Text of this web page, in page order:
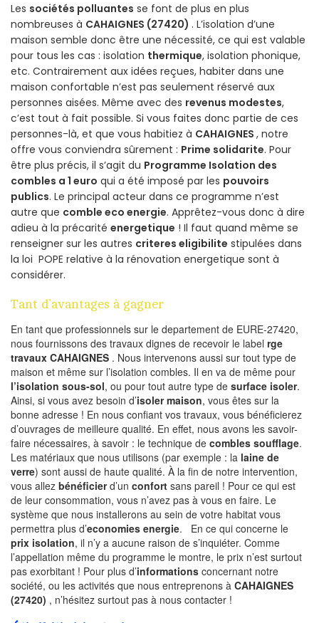
Les sociétés polluantes se font de plus en plus
nombreuses à CAHAIGNES (27420) . L’isolation d’une
maison semble donc être une nécessité, ce qui est valable
pour tous les cas : isolation thermique, isolation phonique,
etc. Contrairement aux idées reçues, habiter dans une
maison confortable n’est pas seulement réservé aux
personnes aisées. Même avec des revenus modestes,
c’est tout à fait possible. Si vous faites donc partie de ces
personnes-là, et que vous habitiez à CAHAIGNES , notre
offre vous conviendra sûrement : Prime solidarite. Pour
être plus précis, il s’agit du Programme Isolation des
combles a 1 euro qui a été imposé par les pouvoirs
publics. Le principal acteur dans ce programme n’est
autre que comble eco energie. Apprêtez-vous donc à dire
adieu à la précarité energetique ! Il faut quand même se
renseigner sur les autres criteres eligibilite stipulées dans
la loi POPE relative à la rénovation energetique sont à
considérer.
Tant d’avantages à gagner
En tant que professionnels sur le departement de EURE-27420,
nous fournissons des travaux dignes de recevoir le label rge
travaux CAHAIGNES . Nous intervenons aussi sur tout type de
maison et même sur l’isolation combles. Il en va de même pour
l’isolation sous-sol, ou pour tout autre type de surface isoler.
Ainsi, si vous avez besoin d’isoler maison, vous êtes sur la
bonne adresse ! En nous confiant vos travaux, vous bénéficierez
d’ouvrages de meilleure qualité. En effet, nous avons les savoir-
faire nécessaires, à savoir : le technique de combles soufflage.
Les matériaux que nous utilisons (par exemple : la laine de
verre) sont aussi de haute qualité. À la fin de notre intervention,
vous allez bénéficierd’un confort sans pareil ! Pour ce qui est
de leur consommation, vous n’avez pas à vous en faire. Le
système que nous installerons au sein de votre habitat vous
permettra plus d’economies energie. En ce qui concerne le
prix isolation, il n’y a aucune raison de s’inquiéter. Comme
l’appellation même du programme le montre, le prix n’est surtout
pas exorbitant ! Pour plus d’informations concernant notre
société, ou les activités que nous entreprenons à CAHAIGNES
(27420) , n’hésitez surtout pas à nous contacter !